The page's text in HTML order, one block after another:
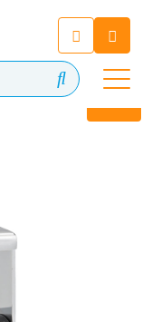
chatbot